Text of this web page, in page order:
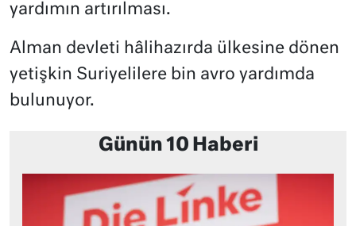
yardımın artırılması.
Alman devleti hâlihazırda ülkesine dönen
yetişkin Suriyelilere bin avro yardımda
bulunuyor.
Günün 10 Haberi